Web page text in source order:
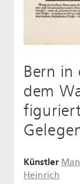
Bern in
dem
Künstler
Heinrich